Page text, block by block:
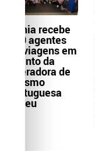
Bahia recebe
300 agentes
de viagens em
evento da
operadora de
turismo
portuguesa
Abreu